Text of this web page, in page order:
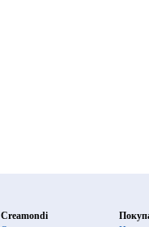
Creamondi